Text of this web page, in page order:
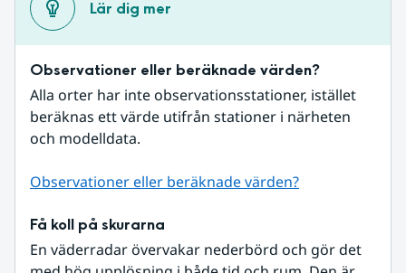
Lär dig mer
Observationer eller beräknade värden?
Alla orter har inte observationsstationer, istället
beräknas ett värde utifrån stationer i närheten
och modelldata.
Observationer eller beräknade värden?
Få koll på skurarna
En väderradar övervakar nederbörd och gör det